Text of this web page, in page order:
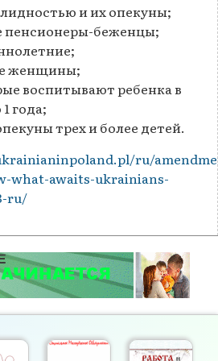
и их опекуны;
пенсионеры-беженцы;
женщины;
воспитывают ребенка в
года;
трех и более детей.
ru/
what-awaits-ukrainians-
ru/